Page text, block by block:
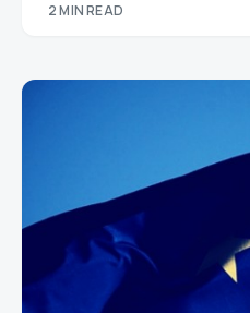
2 MIN READ